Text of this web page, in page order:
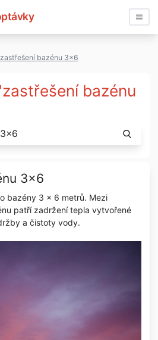
zastřešení bazénu 3x6
bazénu
3x6
bazény 3 x 6 metrů. Mezi
patří zadržení tepla vytvořené
a čistoty vody.